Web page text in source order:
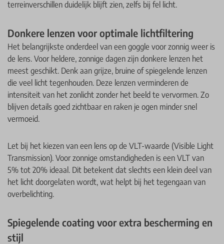
terreinverschillen duidelijk blijft zien, zelfs bij fel licht.
Donkere lenzen voor optimale lichtfiltering
Het belangrijkste onderdeel van een goggle voor zonnig weer is
de lens. Voor heldere, zonnige dagen zijn donkere lenzen het
meest geschikt. Denk aan grijze, bruine of spiegelende lenzen
die veel licht tegenhouden. Deze lenzen verminderen de
intensiteit van het zonlicht zonder het beeld te vervormen. Zo
blijven details goed zichtbaar en raken je ogen minder snel
vermoeid.
Let bij het kiezen van een lens op de VLT-waarde (Visible Light
Transmission). Voor zonnige omstandigheden is een VLT van
5% tot 20% ideaal. Dit betekent dat slechts een klein deel van
het licht doorgelaten wordt, wat helpt bij het tegengaan van
overbelichting.
Spiegelende coating voor extra bescherming en
stijl